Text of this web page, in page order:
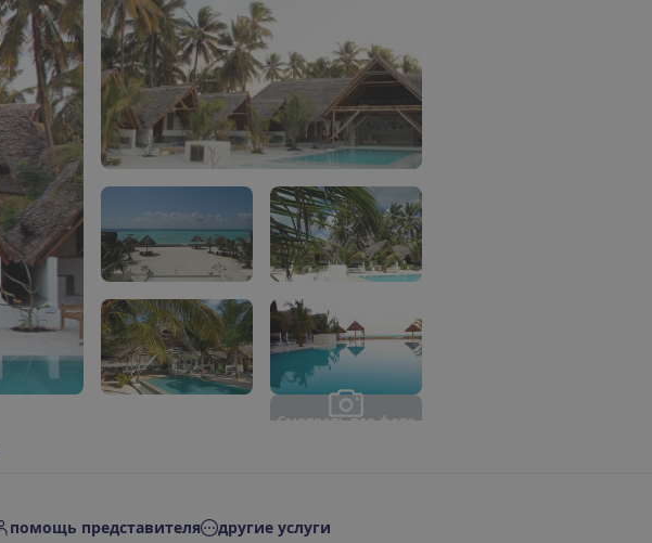
Смотреть все фото
помощь представителя другие услуги